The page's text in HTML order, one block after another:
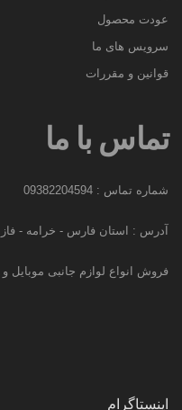
عودت محصول
سرویس های ما
قوانین و مقررات
تماس با ما
شماره تماس : 09382204594
آدرس : استان فارس - خرامه - فاز 3
فروش انواع لوازم جانبی
اینستاگرام